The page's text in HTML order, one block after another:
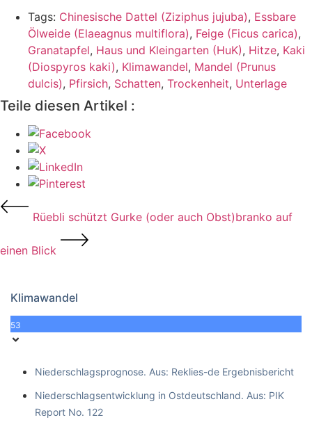
Tags: Chinesische Dattel (Ziziphus jujuba), Essbare
Ölweide (Elaeagnus multiflora), Feige (Ficus carica),
Granatapfel, Haus und Kleingarten (HuK), Hitze, Kaki
(Diospyros kaki), Klimawandel, Mandel (Prunus
dulcis), Pfirsich, Schatten, Trockenheit, Unterlage
Teile diesen Artikel :
Rüebli schützt Gurke (oder auch Obst)branko auf
einen Blick
Klimawandel
53
Niederschlagsprognose. Aus: Reklies-de Ergebnisbericht
Niederschlagsentwicklung in Ostdeutschland. Aus: PIK
Report No. 122